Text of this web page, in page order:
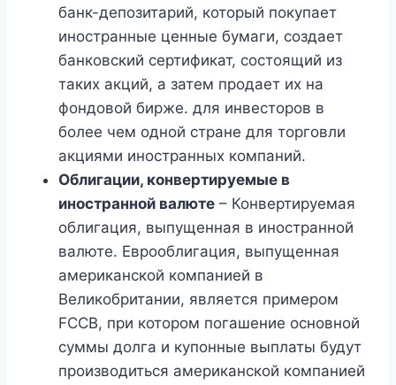
банк-депозитарий, который покупает
иностранные ценные бумаги, создает
банковский сертификат, состоящий из
таких акций, а затем продает их на
фондовой бирже. для инвесторов в
более чем одной стране для торговли
акциями иностранных компаний.
Облигации, конвертируемые в
иностранной валюте – Конвертируемая
облигация, выпущенная в иностранной
валюте. Еврооблигация, выпущенная
американской компанией в
Великобритании, является примером
FCCB, при котором погашение основной
суммы долга и купонные выплаты будут
производиться американской компанией